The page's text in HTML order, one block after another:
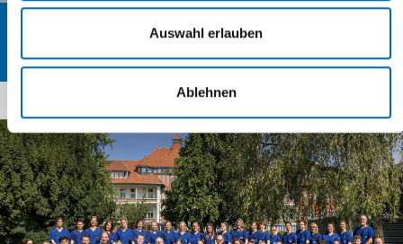
Auswahl erlauben
Ablehnen
Logopädie